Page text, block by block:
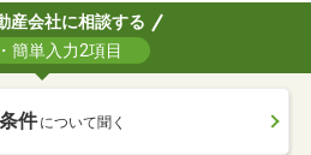
産会社に相談する
簡単入力2項目
件 について聞く